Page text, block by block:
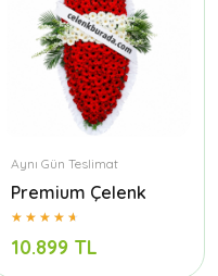
Aynı Gün Teslimat
Premium Çelenk
10.899 TL